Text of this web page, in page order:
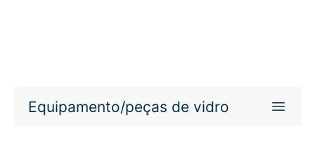
Equipamento/peças de vidro